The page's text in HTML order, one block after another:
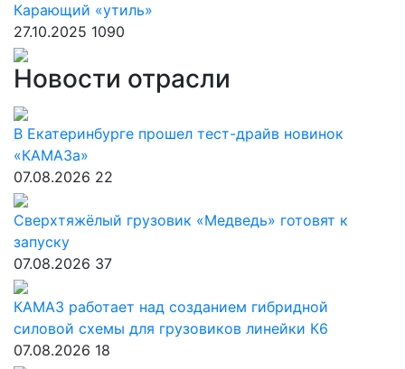
Карающий «утиль»
27.10.2025 1090
Новости отрасли
В Екатеринбурге прошел тест-драйв новинок
«КАМАЗа»
07.08.2026 22
Сверхтяжёлый грузовик «Медведь» готовят к
запуску
07.08.2026 37
КАМАЗ работает над созданием гибридной
силовой схемы для грузовиков линейки К6
07.08.2026 18